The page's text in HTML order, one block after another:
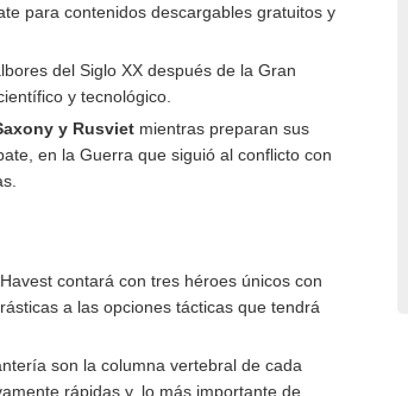
para contenidos descargables gratuitos y
del Siglo XX después de la Gran
y tecnológico.
y Rusvietmientras preparan sus
en la Guerra que siguió al conflicto con
contará con tres héroes únicos con
a las opciones tácticas que tendrá
son la columna vertebral de cada
rápidas y, lo más importante de